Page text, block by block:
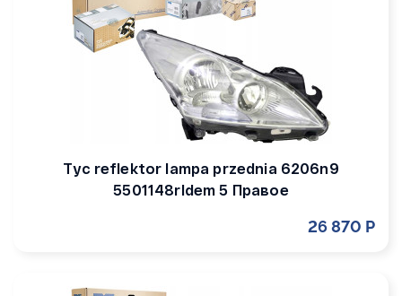
Tyc reflektor lampa przednia 6206n9
5501148rldem 5 Правое
26 870 Р